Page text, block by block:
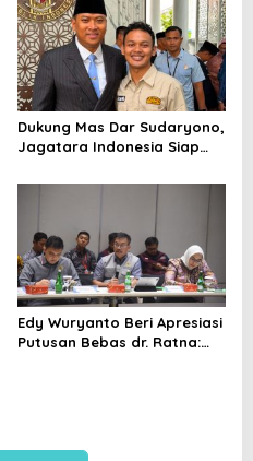
Dukung Mas Dar Sudaryono,
Jagatara Indonesia Siap
Gizi hingga Akar Rumput
Edy Wuryanto Beri Apresiasi
Putusan Bebas dr. Ratna: